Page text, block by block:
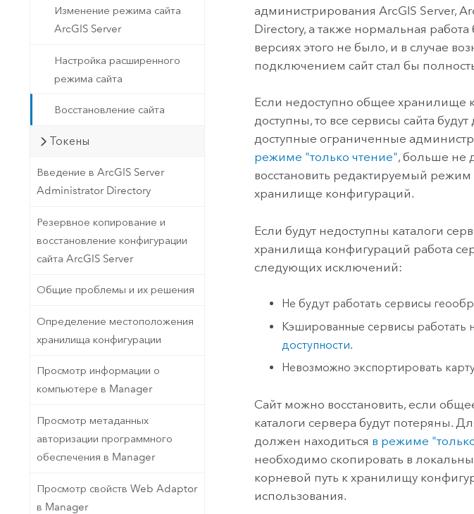
Изменение режима сайта
ArcGIS Server
Настройка расширенного
режима сайта
Восстановление сайта
Токены
Введение в ArcGIS Server
Administrator Directory
Резервное копирование и
восстановление конфигурации
сайта ArcGIS Server
Общие проблемы и их решения
Определение местоположения
хранилища конфигурации
Просмотр информации о
компьютере в Manager
Просмотр метаданных
авторизации программного
обеспечения в Manager
Просмотр свойств Web Adaptor
в Manager
администрирования ArcGIS Server,
Directory, а также нормальная
версиях этого не было, и в случае
подключением сайт стал бы
Если недоступно общее хранилище
доступны, то все сервисы сайта
доступные ограниченные
режиме "только чтение", больше не
восстановить редактируемый
хранилище конфигураций.
Если будут недоступны каталоги
хранилища конфигураций работа
следующих исключений:
Не будут работать сервисы
Кэшированные сервисы работать
доступности.
Невозможно экспортировать
Сайт можно восстановить, если
каталоги сервера будут потеряны.
должен находиться в режиме
необходимо скопировать в
корневой путь к хранилищу
использования.